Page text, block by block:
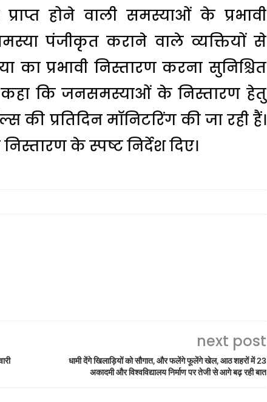
होने वाली समस्याओं के प्रभावी
पंजीकृत कराने वाले व्यक्तियों से
का प्रभावी निस्तारण करना सुनिश्चित
कहा कि जनसमस्याओं के निस्तारण हेतु
की प्रतिदिन मॉनिटरिंग की जा रही हैं।
के स्पष्ट निर्देश दिए।
next post
धामी देंगे खिलाड़ियों को सौगात, और फलेंगे फूलेंगे खेल, आठ शहरों में 23
अकादमी और विश्वविद्यालय निर्माण पर तेजी से आगे बढ़ रही बात